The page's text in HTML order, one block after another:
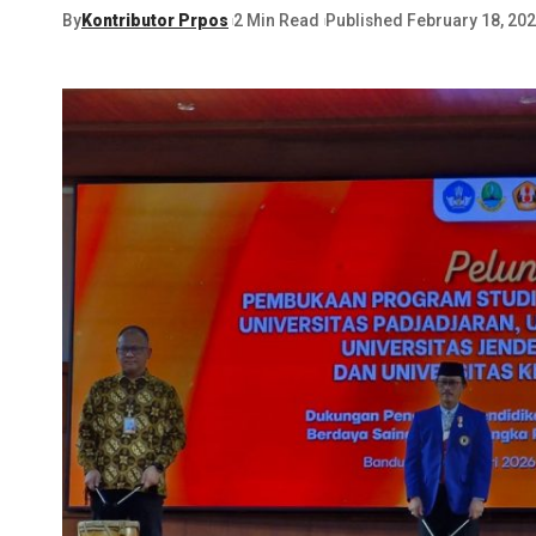
ByKontributor Prpos 2 Min Read Published February 18,